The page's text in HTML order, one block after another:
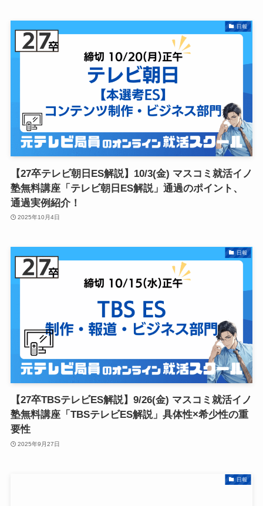
日報
【27卒テレビ朝日ES解説】10/3(金) マスコミ就活イノ
塾無料講座「テレビ朝日ES解説」通過のポイント、
通過実例紹介！
2025年10月4日
日報
【27卒TBSテレビES解説】9/26(金) マスコミ就活イノ
塾無料講座「TBSテレビES解説」具体性×希少性の重
要性
2025年9月27日
日報